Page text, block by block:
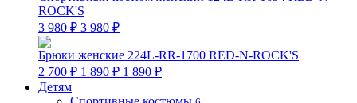
ROCK'S
3 980 ₽ 3 980 ₽
Брюки женские 224L-RR-1700 RED-N-ROCK'S
2 700 ₽ 1 890 ₽ 1 890 ₽
Детям